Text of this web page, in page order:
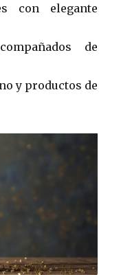
con elegante
de
y productos de